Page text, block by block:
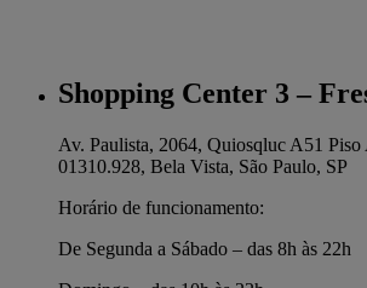
Shopping Center 3 –
Av. Paulista, 2064, Quiosqluc A51 Piso
01310.928, Bela Vista, São Paulo, SP
Horário de funcionamento:
De Segunda a Sábado – das 8h às 22h